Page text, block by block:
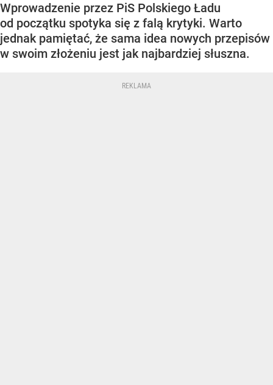
Wprowadzenie przez PiS Polskiego Ładu
od początku spotyka się z falą krytyki. Warto
jednak pamiętać, że sama idea nowych przepisów
w swoim złożeniu jest jak najbardziej słuszna.